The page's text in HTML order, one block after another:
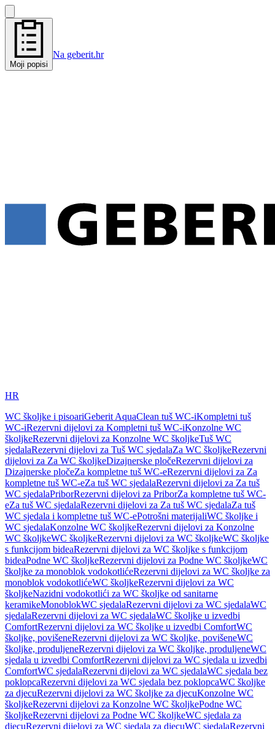
Moji popisi
Na geberit.hr
HR
WC školjke i pisoariGeberit AquaClean tuš WC-iKompletni tuš
WC-iRezervni dijelovi za Kompletni tuš WC-iKonzolne WC
školjkeRezervni dijelovi za Konzolne WC školjkeTuš WC
sjedalaRezervni dijelovi za Tuš WC sjedalaZa WC školjkeRezervni
dijelovi za Za WC školjkeDizajnerske pločeRezervni dijelovi za
Dizajnerske pločeZa kompletne tuš WC-eRezervni dijelovi za Za
kompletne tuš WC-eZa tuš WC sjedalaRezervni dijelovi za Za tuš
WC sjedalaPriborRezervni dijelovi za PriborZa kompletne tuš WC-
eZa tuš WC sjedalaRezervni dijelovi za Za tuš WC sjedalaZa tuš
WC sjedala i kompletne tuš WC-ePotrošni materijaliWC školjke i
WC sjedalaKonzolne WC školjkeRezervni dijelovi za Konzolne
WC školjkeWC školjkeRezervni dijelovi za WC školjkeWC školjke
s funkcijom bideaRezervni dijelovi za WC školjke s funkcijom
bideaPodne WC školjkeRezervni dijelovi za Podne WC školjkeWC
školjke za monoblok vodokotlićeRezervni dijelovi za WC školjke za
monoblok vodokotlićeWC školjkeRezervni dijelovi za WC
školjkeNazidni vodokotlići za WC školjke od sanitarne
keramikeMonoblokWC sjedalaRezervni dijelovi za WC sjedalaWC
sjedalaRezervni dijelovi za WC sjedalaWC školjke u izvedbi
ComfortRezervni dijelovi za WC školjke u izvedbi ComfortWC
školjke, povišeneRezervni dijelovi za WC školjke, povišeneWC
školjke, produljeneRezervni dijelovi za WC školjke, produljeneWC
sjedala u izvedbi ComfortRezervni dijelovi za WC sjedala u izvedbi
ComfortWC sjedalaRezervni dijelovi za WC sjedalaWC sjedala bez
poklopcaRezervni dijelovi za WC sjedala bez poklopcaWC školjke
za djecuRezervni dijelovi za WC školjke za djecuKonzolne WC
školjkeRezervni dijelovi za Konzolne WC školjkePodne WC
školjkeRezervni dijelovi za Podne WC školjkeWC sjedala za
djecuRezervni dijelovi za WC sjedala za djecuWC sjedalaRezervni